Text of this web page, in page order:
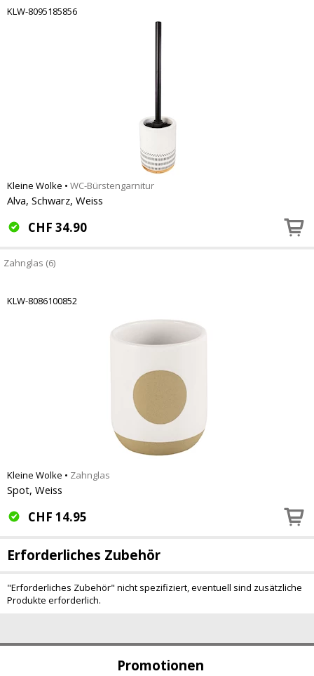
Promotionen
KLW-8095185856
Kleine Wolke • WC-Bürstengarnitur
Alva, Schwarz, Weiss
CHF 34.90
Zahnglas (6)
KLW-8086100852
Kleine Wolke • Zahnglas
Spot, Weiss
CHF 14.95
Erforderliches Zubehör
"Erforderliches Zubehör" nicht spezifiziert, eventuell sind zusätzliche
Produkte erforderlich.